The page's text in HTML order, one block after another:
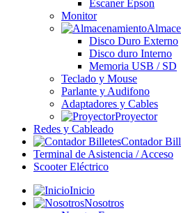
Escaner Epson
Monitor
Disco Duro Externo
Disco duro Interno
Memoria USB / SD
Teclado y Mouse
Parlante y Audifono
Adaptadores y Cables
Proyector
Redes y Cableado
Contador
Terminal de Asistencia / Acceso
Scooter Eléctrico
Inicio
Nosotros